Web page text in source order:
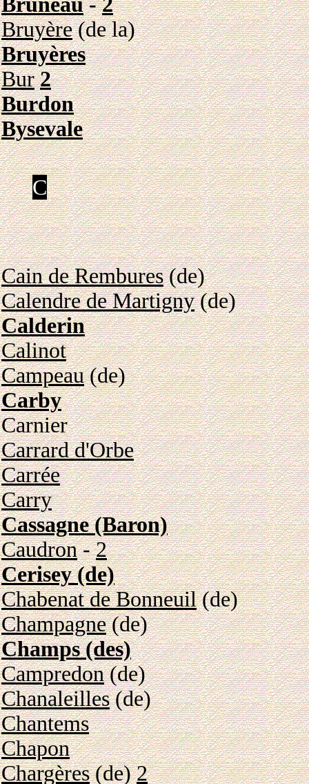
Bruyère(de la)
Bruyères
Bur 2
Burdon
Bysevale
C
Cain de Rembures(de)
Calendre de Martigny(de)
Calderin
Calinot
Campeau(de)
Carby
Carnier
Carrard d'Orbe
Carrée
Carry
Cassagne (Baron)
Caudron-2
Cerisey (de)
Chabenat de Bonneuil(de)
Champagne(de)
Champs (des)
Campredon(de)
Chanaleilles(de)
Chantems
Chapon
Chargères(de)2